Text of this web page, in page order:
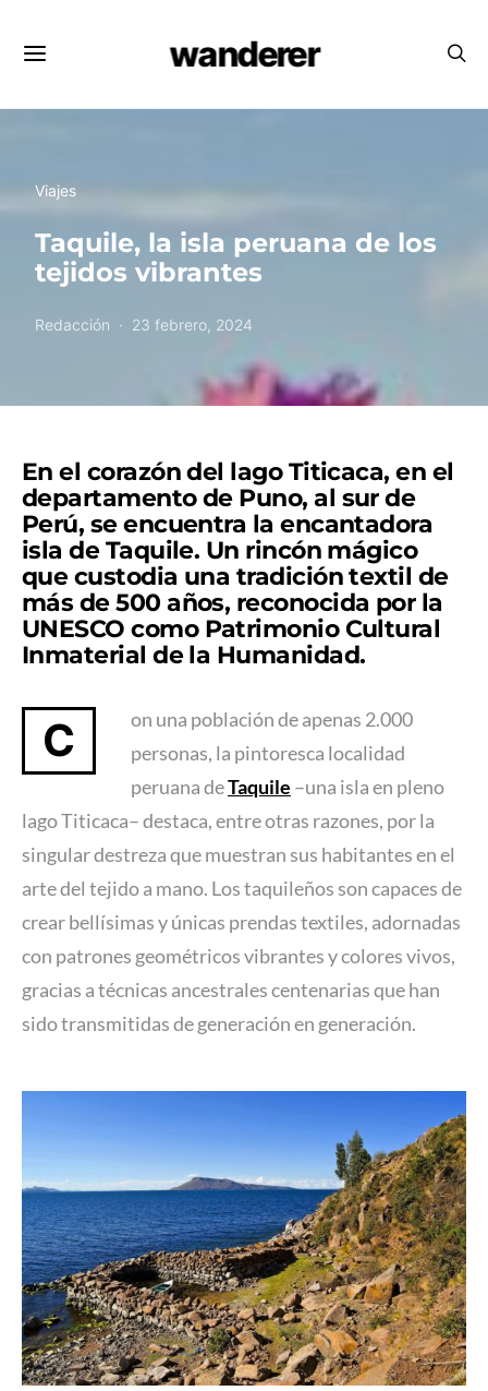
wanderer
Viajes
Taquile, la isla peruana de los
tejidos vibrantes
Redacción 23 febrero, 2024
En el corazón del lago Titicaca, en el
departamento de Puno, al sur de
Perú, se encuentra la encantadora
isla de Taquile. Un rincón mágico
que custodia una tradición textil de
más de 500 años, reconocida por la
UNESCO como Patrimonio Cultural
Inmaterial de la Humanidad.
C
on una población de apenas 2.000
personas, la pintoresca localidad
peruana deTaquile –una isla en pleno
lago Titicaca– destaca, entre otras razones, por la
singular destreza que muestran sus habitantes en el
arte del tejido a mano. Los taquileños son capaces de
crear bellísimas y únicas prendas textiles, adornadas
con patrones geométricos vibrantes y colores vivos,
gracias a técnicas ancestrales centenarias que han
sido transmitidas de generación en generación.